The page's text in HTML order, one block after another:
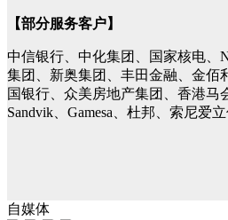
【部分服务客户】
中信银行、中化集团、国家核电、
集团、新奥集团、丰田金融、金佰
国银行、众美房地产集团、香港马
Sandvik、Gamesa、杜邦、索尼爱
自媒体